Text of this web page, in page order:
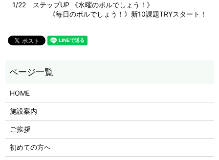
1/22 ステップUP 《水曜のボルでしょう！》
《毎日のボルでしょう！》新10課題TRYスタート！
HOME
施設案内
ご挨拶
初めての方へ